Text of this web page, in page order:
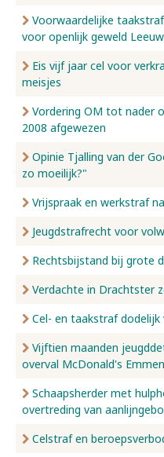
Voorwaardelijke
voor openlijk geweld
Eis vijf jaar cel voor
meisjes
Vordering OM tot nader
2008 afgewezen
Opinie Tjalling van der
zo moeilijk?"
Vrijspraak en werkstraf
Jeugdstrafrecht voor
Rechtsbijstand bij grote
Verdachte in Drachtster
Cel- en taakstraf
Vijftien maanden
overval McDonald's Emmen
Schaapsherder met
overtreding van
Celstraf en